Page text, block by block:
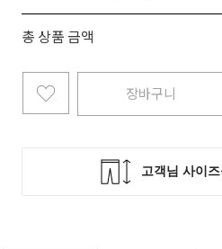
총 상품 금액
장바구니